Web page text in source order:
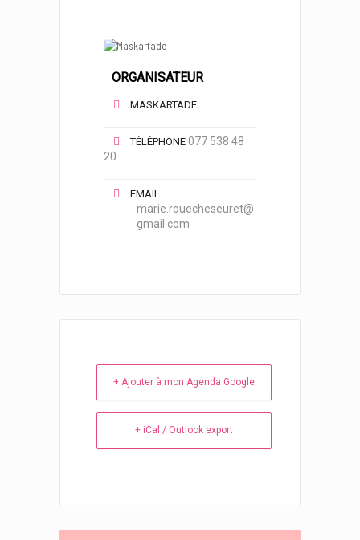
ORGANISATEUR
MASKARTADE
TÉLÉPHONE 077 538 48
20
EMAIL
marie.rouecheseuret@
gmail.com
+ Ajouter à mon Agenda Google
+ iCal / Outlook export